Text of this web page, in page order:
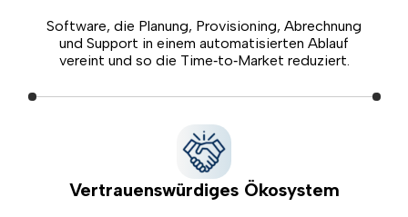
Software, die Planung, Provisioning, Abrechnung
und Support in einem automatisierten Ablauf
vereint und so die Time‑to‑Market reduziert.
Vertrauenswürdiges Ökosystem